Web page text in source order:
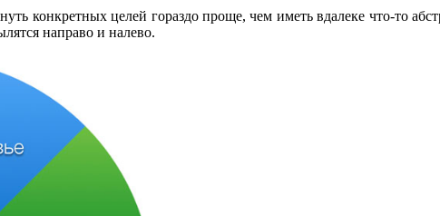
конкретных целей гораздо проще, чем иметь вдалеке что-то
направо и налево.